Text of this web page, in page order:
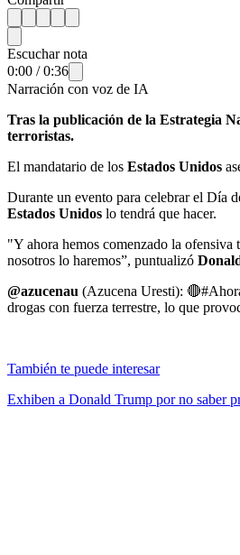
Escuchar nota
0:00 /0:36
Narración con voz de IA
Tras la publicación de la Estrategia
terroristas.
El mandatario de los Estados Unidos
Durante un evento para celebrar el Día
Estados Unidos lo tendrá que hacer.
"Y ahora hemos comenzado la ofensiva
nosotros lo haremos”, puntualizó
@azucenau (Azucena Uresti):
drogas con fuerza terrestre, lo que
También te puede interesar
Exhiben a Donald Trump por no saber